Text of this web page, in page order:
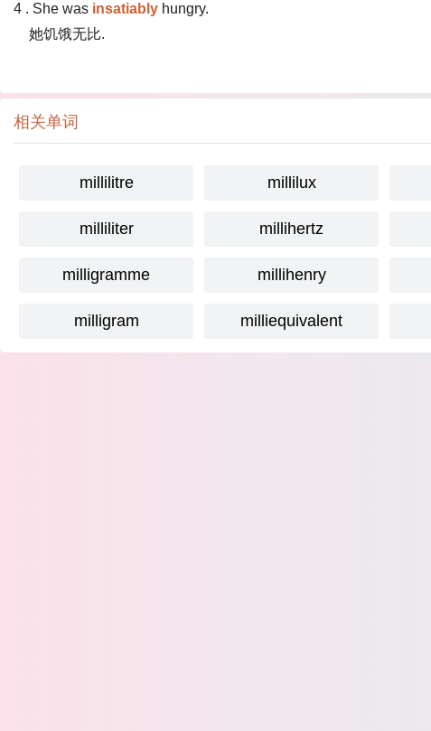
4 . She was insatiably hungry.
她饥饿无比.
相关单词
millilitre millilux
milliliter millihertz
milligramme millihenry
milligram milliequivalent